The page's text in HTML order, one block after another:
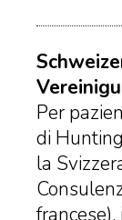
Per
di
la